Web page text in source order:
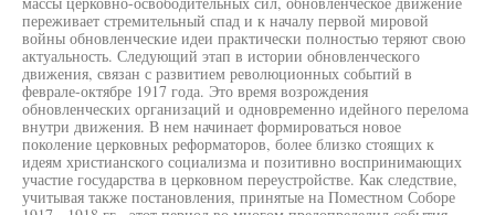
переживает стремительный спад и к началу первой мировой
войны обновленческие идеи практически полностью теряют свою
актуальность. Следующий этап в истории обновленческого
движения, связан с развитием революционных событий в
феврале-октябре 1917 года. Это время возрождения
обновленческих организаций и одновременно идейного перелома
внутри движения. В нем начинает формироваться новое
поколение церковных реформаторов, более близко стоящих к
идеям христианского социализма и позитивно воспринимающих
участие государства в церковном переустройстве. Как следствие,
учитывая также постановления, принятые на Поместном Соборе